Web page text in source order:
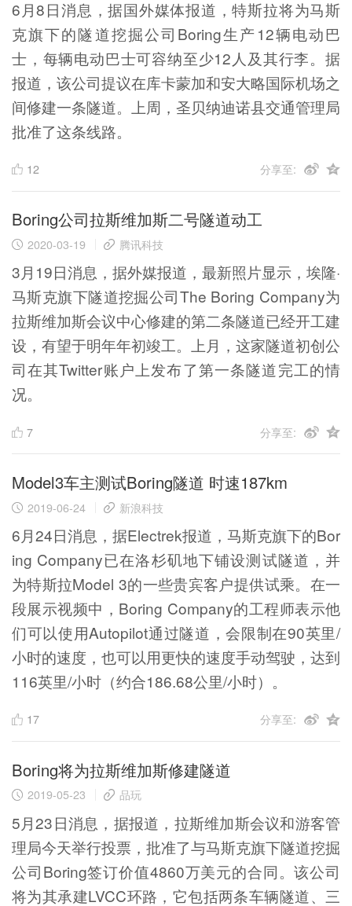
6月8日消息，据国外媒体报道，特斯拉将为马斯
克旗下的隧道挖掘公司Boring生产12辆电动巴
士，每辆电动巴士可容纳至少12人及其行李。据
报道，该公司提议在库卡蒙加和安大略国际机场之
间修建一条隧道。上周，圣贝纳迪诺县交通管理局
批准了这条线路。
12 分享至:
Boring公司拉斯维加斯二号隧道动工
2020-03-19 腾讯科技
3月19日消息，据外媒报道，最新照片显示，埃隆·
马斯克旗下隧道挖掘公司The Boring Company为
拉斯维加斯会议中心修建的第二条隧道已经开工建
设，有望于明年年初竣工。上月，这家隧道初创公
司在其Twitter账户上发布了第一条隧道完工的情
况。
7 分享至:
Model3车主测试Boring隧道 时速187km
2019-06-24 新浪科技
6月24日消息，据Electrek报道，马斯克旗下的Bor
ing Company已在洛杉矶地下铺设测试隧道，并
为特斯拉Model 3的一些贵宾客户提供试乘。在一
段展示视频中，Boring Company的工程师表示他
们可以使用Autopilot通过隧道，会限制在90英里/
小时的速度，也可以用更快的速度手动驾驶，达到
116英里/小时（约合186.68公里/小时）。
17 分享至:
Boring将为拉斯维加斯修建隧道
2019-05-23 品玩
5月23日消息，据报道，拉斯维加斯会议和游客管
理局今天举行投票，批准了与马斯克旗下隧道挖掘
公司Boring签订价值4860万美元的合同。该公司
将为其承建LVCC环路，它包括两条车辆隧道、三